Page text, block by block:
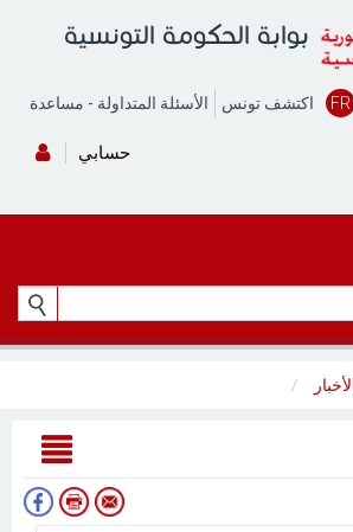
بوابة الحكومة التونسية
الأسئلة المتداولة - مساعدة اكتشف تونس FR
حسابي